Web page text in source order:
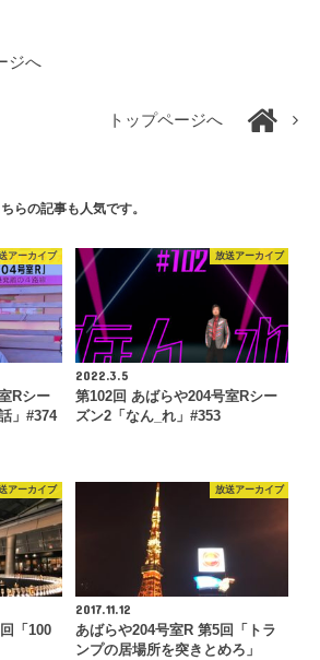
ジへ
トップページへ
らの記事も人気です。
アーカイブ
Rシー
」#374
放送アーカイブ
2022.3.5
第102回 あばらや204号室Rシー
ズン2「なん_れ」#353
アーカイブ
「100
放送アーカイブ
2017.11.12
あばらや204号室R 第5回「トラ
ンプの居場所を突きとめろ」